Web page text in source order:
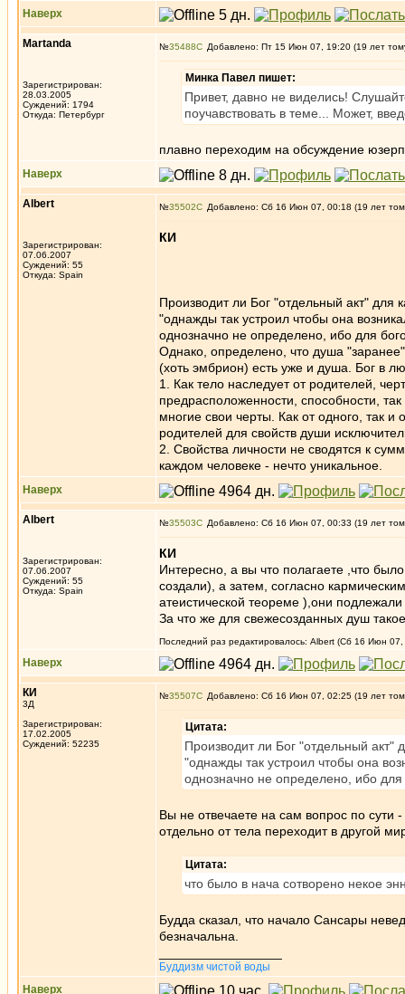
Наверх
Martanda
Зарегистрирован:
28.03.2005
Суждений: 1794
Откуда: Петербург
№35488 Добавлено: Пт 15 Июн 07, 19:20 (19 лет
Минка Павел пишет:
Привет, давно не виделись!
поучавствовать в теме... Может,
плавно переходим на обсуждение
Наверх
Albert
Зарегистрирован:
07.06.2007
Суждений: 55
Откуда: Spain
№35502 Добавлено: Сб 16 Июн 07, 00:18 (19 лет
КИ
Производит ли Бог "отдельный акт"
"однажды так устроил чтобы она
однозначно не определено, ибо для
Однако, определено, что душа "заранее"
(хоть эмбрион) есть уже и душа. Бог в
1. Как тело наследует от родителей,
предрасположенности, способности,
многие свои черты. Как от одного, так и
родителей для свойств души
2. Свойства личности не сводятся к
каждом человеке - нечто уникальное.
Наверх
Albert
Зарегистрирован:
07.06.2007
Суждений: 55
Откуда: Spain
№35503 Добавлено: Сб 16 Июн 07, 00:33 (19 лет
КИ
Интересно, а вы что полагаете ,что
создали), а затем, согласно
атеистической теореме ),они
За что же для свежесозданных душ
Последний раз редактировалось: Albert (Сб 16 Июн 07,
Наверх
КИ
3Д
Зарегистрирован:
17.02.2005
Суждений: 52235
№35507 Добавлено: Сб 16 Июн 07, 02:25 (19 лет
Цитата:
Производит ли Бог "отдельный
"однажды так устроил чтобы она
однозначно не определено, ибо
Вы не отвечаете на сам вопрос по сути
отдельно от тела переходит в другой
Цитата:
что было в нача сотворено некое
Будда сказал, что начало Сансары
безначальна.
Буддизм чистой воды
Наверх